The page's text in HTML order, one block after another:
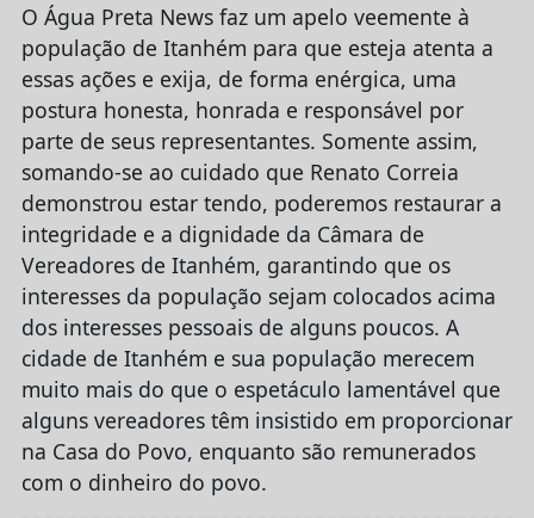
O Água Preta News faz um apelo veemente à
população de Itanhém para que esteja atenta a
essas ações e exija, de forma enérgica, uma
postura honesta, honrada e responsável por
parte de seus representantes. Somente assim,
somando-se ao cuidado que Renato Correia
demonstrou estar tendo, poderemos restaurar a
integridade e a dignidade da Câmara de
Vereadores de Itanhém, garantindo que os
interesses da população sejam colocados acima
dos interesses pessoais de alguns poucos. A
cidade de Itanhém e sua população merecem
muito mais do que o espetáculo lamentável que
alguns vereadores têm insistido em proporcionar
na Casa do Povo, enquanto são remunerados
com o dinheiro do povo.